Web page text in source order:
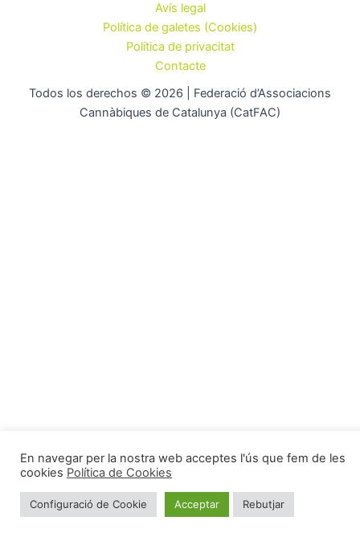
Avís legal
Política de galetes (Cookies)
Política de privacitat
Contacte
Todos los derechos © 2026 | Federació d’Associacions
Cannàbiques de Catalunya (CatFAC)
En navegar per la nostra web acceptes l'ús que fem de les
cookies Política de Cookies
Configuració de Cookie Acceptar Rebutjar